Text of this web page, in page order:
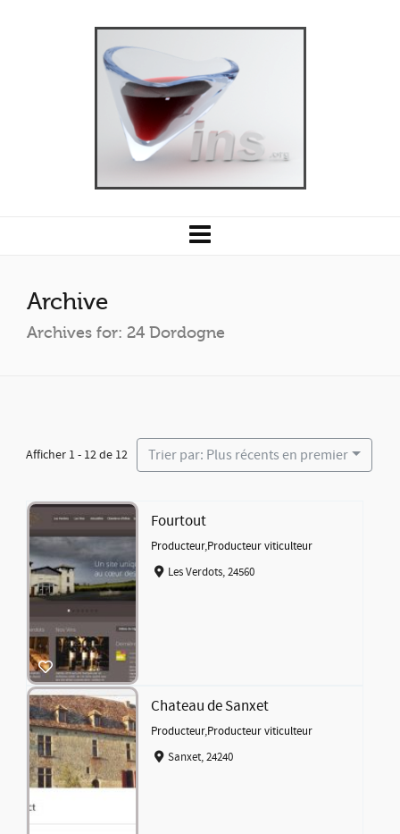
Archive
Archives for: 24 Dordogne
Afficher 1 - 12 de 12 Trier par: Plus récents en premier
Fourtout
Producteur,Producteur viticulteur
Les Verdots, 24560
Chateau de Sanxet
Producteur,Producteur viticulteur
Sanxet, 24240